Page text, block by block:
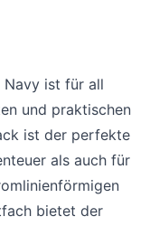
Navy ist für all
und praktischen
ist der perfekte
als auch für
bietet der